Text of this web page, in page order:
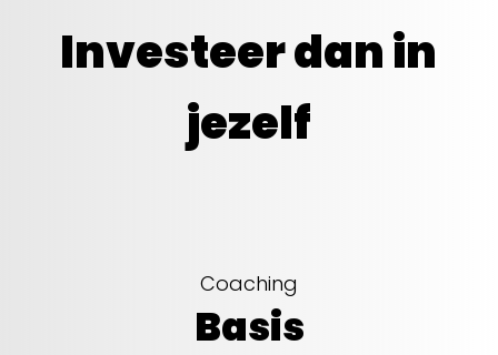
Investeer dan in
jezelf
Coaching
Basis